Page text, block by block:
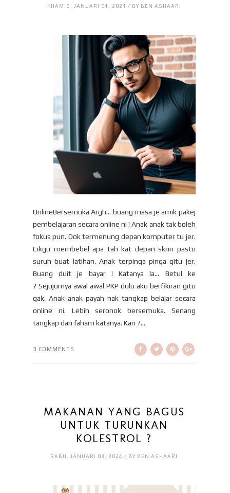
KHAMIS, JANUARI 04, 2024 / BY BEN ASHAARI
OnlineBersemuka Argh... buang masa je amik pakej
pembelajaran secara online ni ! Anak anak tak boleh
fokus pun. Dok termenung depan komputer tu jer.
Cikgu membebel apa tah kat depan skrin pastu
suruh buat latihan. Anak terpinga pinga gitu jer.
Buang duit je bayar ! Katanya la... Betul ke
? Sejujurnya awal awal PKP dulu aku berfikiran gitu
gak. Anak anak payah nak tangkap belajar secara
online ni. Lebih seronok bersemuka. Senang
tangkap dan faham katanya. Kan ?...
3 COMMENTS
MAKANAN YANG BAGUS
UNTUK TURUNKAN
KOLESTROL ?
RABU, JANUARI 03, 2024 / BY BEN ASHAARI